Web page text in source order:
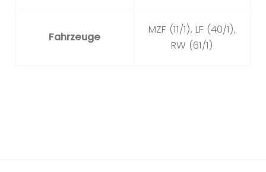
Fahrzeuge
MZF (11/1), LF (40/1),
RW (61/1)